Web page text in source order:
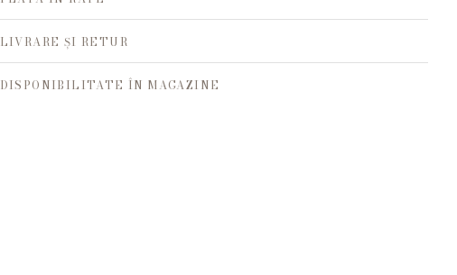
LIVRARE ȘI RETUR
DISPONIBILITATE ÎN MAGAZINE